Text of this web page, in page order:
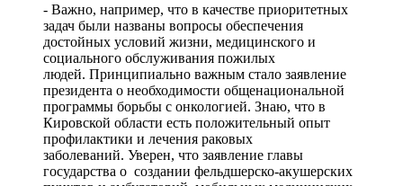
- Важно, например, что в качестве приоритетных
задач были названы вопросы обеспечения
достойных условий жизни, медицинского и
социального обслуживания пожилых
людей. Принципиально важным стало заявление
президента о необходимости общенациональной
программы борьбы с онкологией. Знаю, что в
Кировской области есть положительный опыт
профилактики и лечения раковых
заболеваний. Уверен, что заявление главы
государства о создании фельдшерско-акушерских